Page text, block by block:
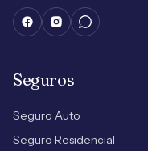
Seguros
Seguro Auto
Seguro Residencial